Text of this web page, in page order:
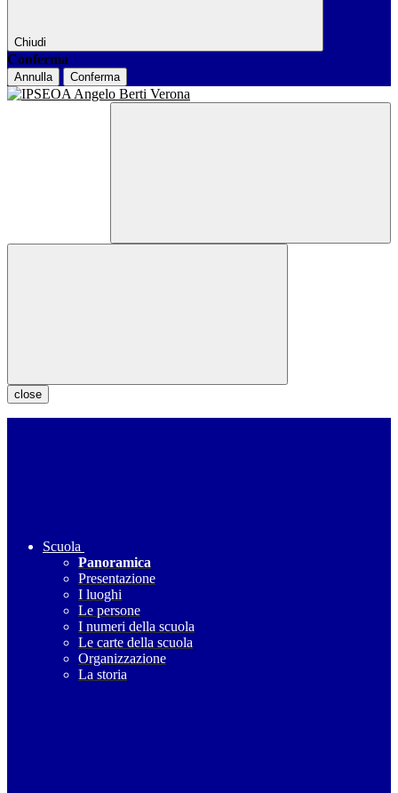
Chiudi
Conferma
Annulla Conferma
close
Scuola
Panoramica
Presentazione
I luoghi
Le persone
I numeri della scuola
Le carte della scuola
Organizzazione
La storia